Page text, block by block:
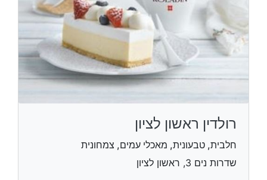
רולדין ראשון לציון
חלבית, טבעונית, מאכלי עמים, צמחונית
שדרות נים 3, ראשון לציון